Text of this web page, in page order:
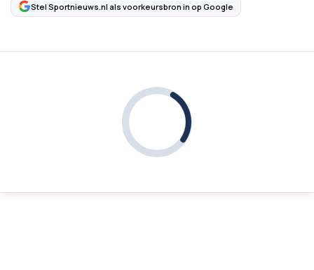
Stel Sportnieuws.nl als voorkeursbron in op Google